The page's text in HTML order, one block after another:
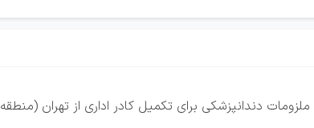
تکمیل کادر اداری از تهران (منطقه 2 - توحید) با شرایط زیر استخدام می نماید: